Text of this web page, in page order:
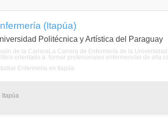
(Itapúa)
Politécnica y Artística del Paraguay
de la CarreraLa Carrera de Enfermería de la
orientado a: formar profesionales enfermero/as de alta
Enfermería en Itapúa
Itapúa